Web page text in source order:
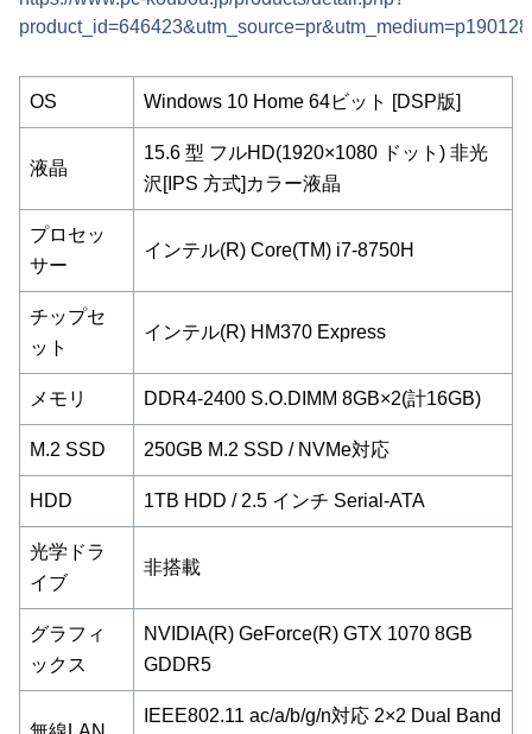
OS Windows 10 Home 64ビット [DSP版]
液晶
15.6 型 フルHD(1920×1080 ドット) 非光
沢[IPS 方式]カラー液晶
プロセッ
サー
インテル(R) Core(TM) i7-8750H
チップセ
ット
インテル(R) HM370 Express
メモリ DDR4-2400 S.O.DIMM 8GB×2(計16GB)
M.2 SSD 250GB M.2 SSD / NVMe対応
HDD 1TB HDD / 2.5 インチ Serial-ATA
光学ドラ
イブ
非搭載
グラフィ
ックス
NVIDIA(R) GeForce(R) GTX 1070 8GB
GDDR5
IEEE802.11 ac/a/b/g/n対応 2×2 Dual Band